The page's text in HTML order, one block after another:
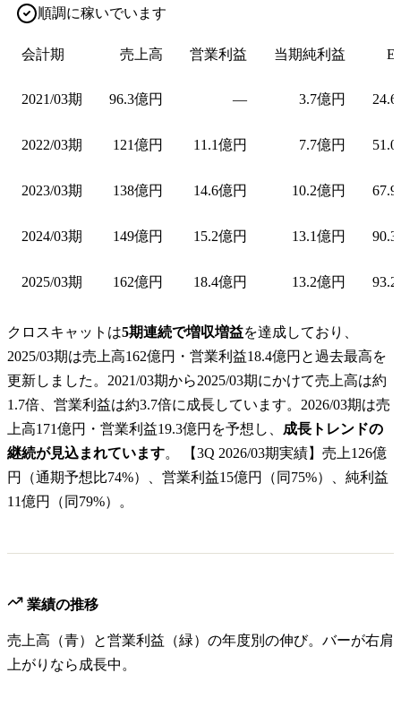
順調に稼いでいます
会計期 売上高 営業利益 当期純利益
2021/03期 96.3億円 — 3.7億円
2022/03期 121億円 11.1億円 7.7億円
2023/03期 138億円 14.6億円 10.2億円 67.9
2024/03期 149億円 15.2億円 13.1億円 90.3
2025/03期 162億円 18.4億円 13.2億円 93.2
クロスキャットは5期連続で増収増益を達成しており、
2025/03期は売上高162億円・営業利益18.4億円と過去最高を
更新しました。2021/03期から2025/03期にかけて売上高は約
1.7倍、営業利益は約3.7倍に成長しています。2026/03期は売
上高171億円・営業利益19.3億円を予想し、 成長トレンドの
継続が見込まれています。 【3Q 2026/03期実績】売上126億
円（通期予想比74%）、営業利益15億円（同75%）、純利益
11億円（同79%）。
業績の推移
売上高（青）と営業利益（緑）の年度別の伸び。バーが右肩
上がりなら成長中。